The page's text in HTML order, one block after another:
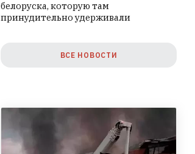
белоруска, которую там
принудительно удерживали
ВСЕ НОВОСТИ